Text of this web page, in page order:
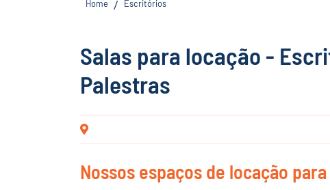
Home / Escritórios
Salas para locação -
Palestras
Nossos espaços de locação